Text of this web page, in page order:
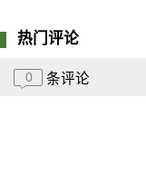
热门评论
0 条评论